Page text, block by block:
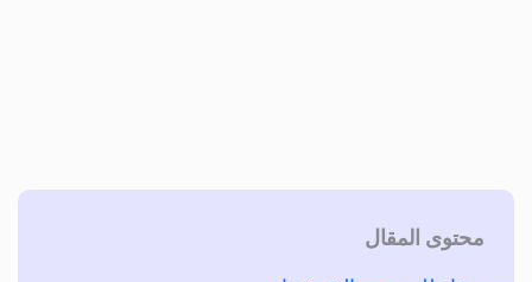
محتوى المقال